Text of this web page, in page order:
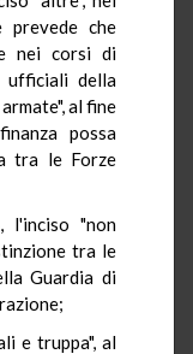
prevede che
nei corsi di
ufficiali della
al fine
possa
tra le Forze
l'inciso "non
tra le
Guardia di
e truppa", al